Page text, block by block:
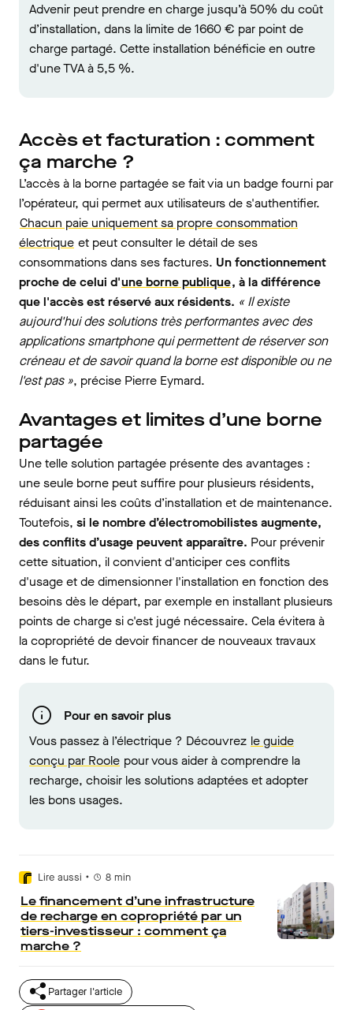
Advenir peut prendre en charge jusqu’à 50% du coût
d’installation, dans la limite de 1660 € par point de
charge partagé. Cette installation bénéficie en outre
d'une TVA à 5,5 %.
Accès et facturation : comment
ça marche ?
L’accès à la borne partagée se fait via un badge fourni par
l’opérateur, qui permet aux utilisateurs de s'authentifier.
Chacun paie uniquement sa propre consommation
électrique et peut consulter le détail de ses
consommations dans ses factures. Un fonctionnement
proche de celui d'une borne publique, à la différence
que l'accès est réservé aux résidents. « Il existe
aujourd'hui des solutions très performantes avec des
applications smartphone qui permettent de réserver son
créneau et de savoir quand la borne est disponible ou ne
l'est pas », précise Pierre Eymard.
Avantages et limites d’une borne
partagée
Une telle solution partagée présente des avantages :
une seule borne peut suffire pour plusieurs résidents,
réduisant ainsi les coûts d’installation et de maintenance.
Toutefois, si le nombre d’électromobilistes augmente,
des conflits d’usage peuvent apparaître. Pour prévenir
cette situation, il convient d'anticiper ces conflits
d'usage et de dimensionner l'installation en fonction des
besoins dès le départ, par exemple en installant plusieurs
points de charge si c'est jugé nécessaire. Cela évitera à
la copropriété de devoir financer de nouveaux travaux
dans le futur.
Pour en savoir plus
Vous passez à l’électrique ? Découvrez le guide
conçu par Roole pour vous aider à comprendre la
recharge, choisir les solutions adaptées et adopter
les bons usages.
Lire aussi • 8 min
Le financement d’une infrastructure
de recharge en copropriété par un
tiers-investisseur : comment ça
marche ?
Partager l'article